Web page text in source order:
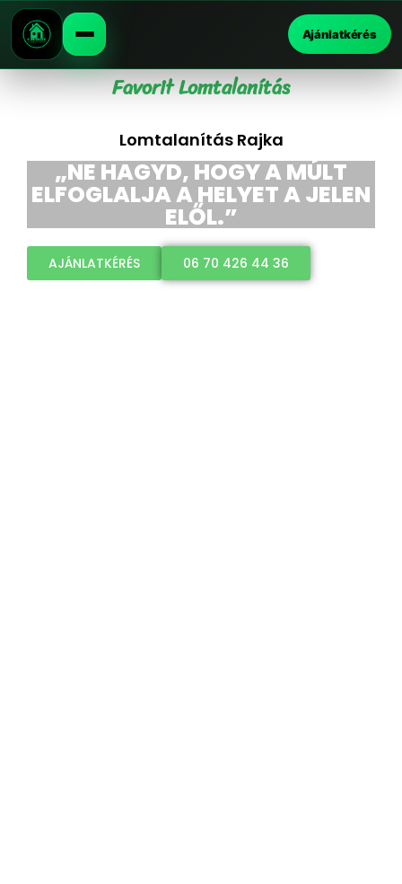
Ajánlatkérés
Favorit Lomtalanítás
Lomtalanítás Rajka
„NE HAGYD, HOGY A MÚLT
ELFOGLALJA A HELYET A JELEN
ELŐL.”
AJÁNLATKÉRÉS 06 70 426 44 36